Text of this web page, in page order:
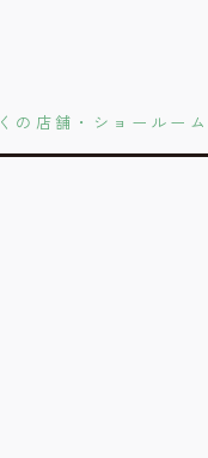
の店舗・ショールーム